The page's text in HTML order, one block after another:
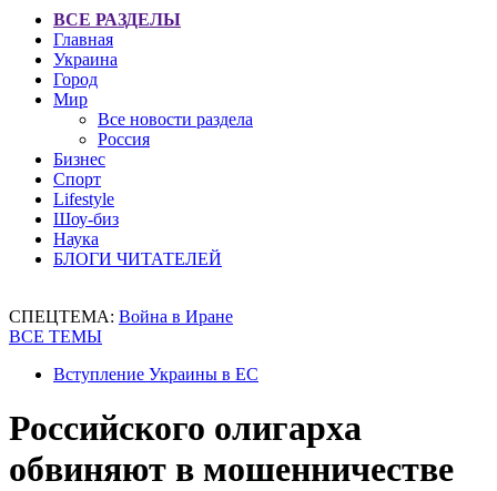
ВСЕ РАЗДЕЛЫ
Главная
Украина
Город
Мир
Все новости раздела
Россия
Бизнес
Спорт
Lifestyle
Шоу-биз
Наука
БЛОГИ ЧИТАТЕЛЕЙ
СПЕЦТЕМА: Война в Иране
ВСЕ ТЕМЫ
Вступление Украины в ЕС
Российского олигарха
обвиняют в мошенничестве